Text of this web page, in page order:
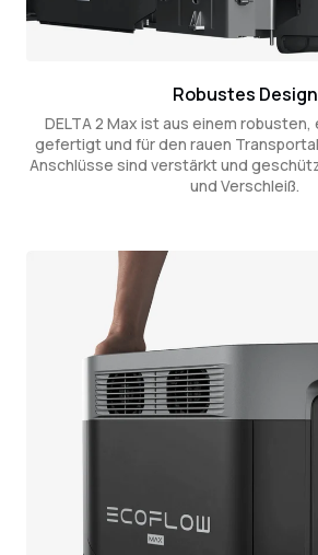
Robustes Design
DELTA 2 Max ist aus einem
gefertigt und für den rauen
Anschlüsse sind verstärkt und
und Verschleiß.